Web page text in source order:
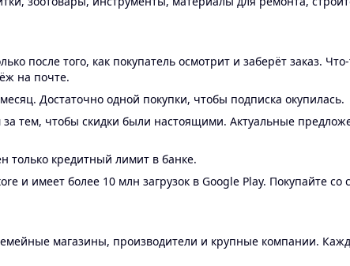
после того, как покупатель осмотрит и заберёт заказ.
на почте.
Достаточно одной покупки, чтобы подписка окупилась.
тем, чтобы скидки были настоящими. Актуальные
только кредитный лимит в банке.
и имеет более 10 млн загрузок в Google Play. Покупайте со
магазины, производители и крупные компании.